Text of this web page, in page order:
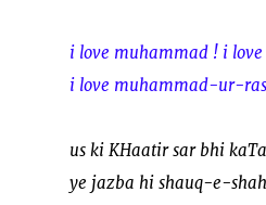
i love muhammad ! i
i love muhammad-ur-
us ki KHaatir sar bhi
ye jazba hi shauq-e-